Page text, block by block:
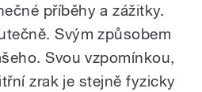
příběhy a zážitky.
Svým způsobem
Svou vzpomínkou,
zrak je stejně fyzicky